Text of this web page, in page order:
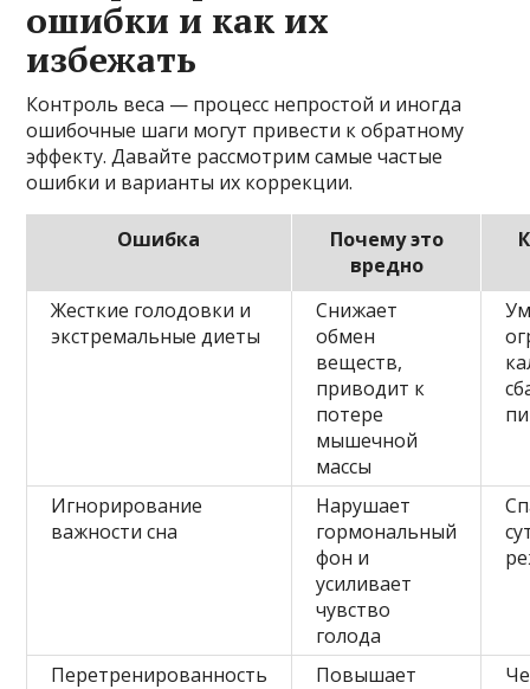
ошибки и как их
избежать
Контроль веса — процесс непростой и иногда
ошибочные шаги могут привести к обратному
эффекту. Давайте рассмотрим самые частые
ошибки и варианты их коррекции.
Ошибка
Почему это
вредно
Жесткие голодовки и
экстремальные диеты
Снижает
обмен
веществ,
приводит к
потере
мышечной
массы
Игнорирование
важности сна
Нарушает
гормональный
фон и
усиливает
чувство
голода
Перетренированность
Повышает